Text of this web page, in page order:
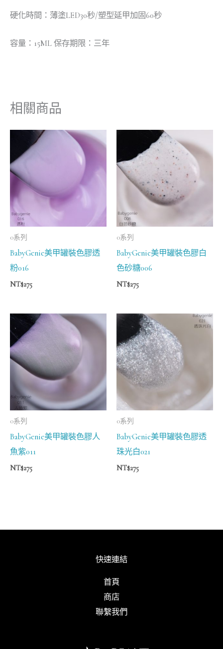
硬化時間：薄塗LED30秒/塑型延甲加固60秒
容量：15ML 保存期限：三年
相關商品
0系列
BabyGenie美甲罐裝色膠透
粉016
NT$275
0系列
BabyGenie美甲罐裝色膠白
色砂糖006
NT$275
0系列
BabyGenie美甲罐裝色膠人
魚紫011
NT$275
0系列
BabyGenie美甲罐裝色膠透
珠光白021
NT$275
快速連結
首頁
商店
聯繫我們